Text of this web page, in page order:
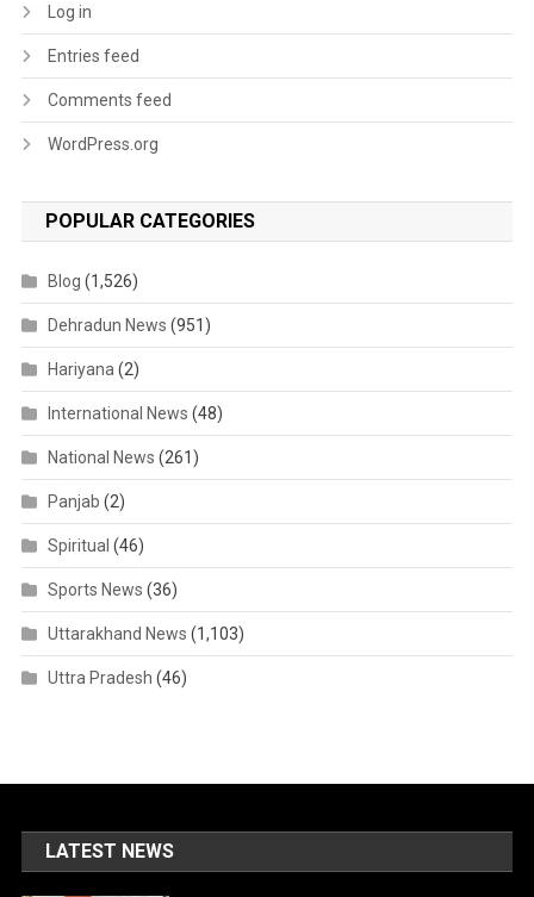
Log in
Entries feed
Comments feed
WordPress.org
POPULAR CATEGORIES
Blog (1,526)
Dehradun News (951)
Hariyana (2)
International News (48)
National News (261)
Panjab (2)
Spiritual (46)
Sports News (36)
Uttarakhand News (1,103)
Uttra Pradesh (46)
LATEST NEWS